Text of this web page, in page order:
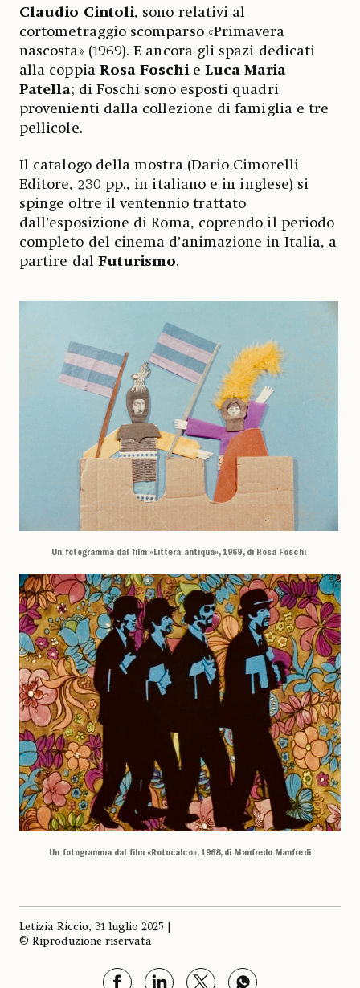
Claudio Cintoli, sono relativi al
cortometraggio scomparso «Primavera
nascosta» (1969). E ancora gli spazi dedicati
alla coppia Rosa Foschie Luca Maria
Patella; di Foschi sono esposti quadri
provenienti dalla collezione di famiglia e tre
pellicole.
Il catalogo della mostra (Dario Cimorelli
Editore, 230 pp., in italiano e in inglese) si
spinge oltre il ventennio trattato
dall’esposizione di Roma, coprendo il periodo
completo del cinema d’animazione in Italia, a
partire dal Futurismo.
Un fotogramma dal film «Littera antiqua», 1969, di Rosa Foschi
Un fotogramma dal film «Rotocalco», 1968, di Manfredo Manfredi
Letizia Riccio, 31 luglio 2025 |
© Riproduzione riservata